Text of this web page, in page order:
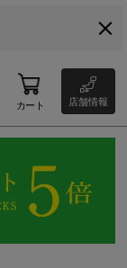
カート 店舗情報